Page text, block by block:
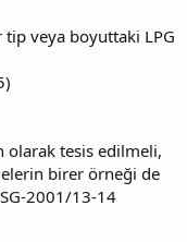
veya boyuttaki LPG
olarak tesis edilmeli,
birer örneği de
2001/13-14